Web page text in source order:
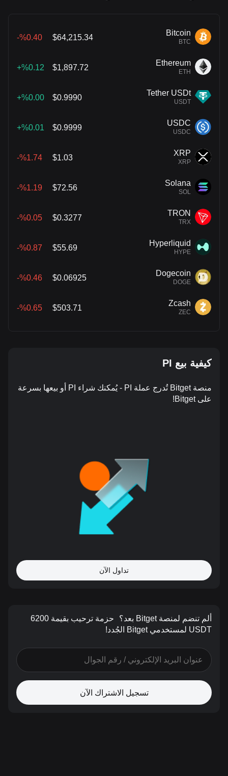
Bitcoin
BTC
$64,215.34
%0.40-
Ethereum
ETH
$1,897.72
%0.12+
Tether USDt
USDT
$0.9990
%0.00+
USDC
USDC
$0.9999
%0.01+
XRP
XRP
$1.03
%1.74-
Solana
SOL
$72.56
%1.19-
TRON
TRX
$0.3277
%0.05-
Hyperliquid
HYPE
$55.69
%0.87-
Dogecoin
DOGE
$0.06925
%0.46-
Zcash
ZEC
$503.71
%0.65-
كيفية بيع PI
منصة Bitget تُدرج عملة PI - يُمكنك شراء PI أو بيعها بسرعة
على Bitget!
تداول الآن
ألم تنضم لمنصة Bitget بعد؟
حزمة ترحيب بقيمة 6200
USDT لمستخدمي Bitget الجُدد!
تسجيل الاشتراك الآن